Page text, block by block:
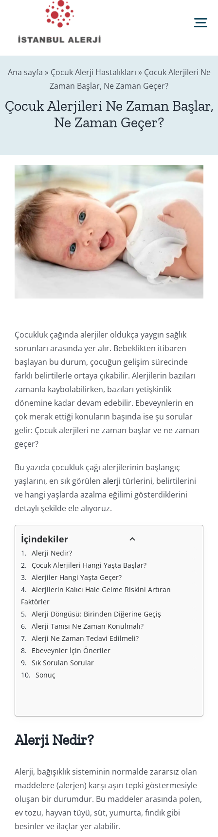
content
Anasayfa
Sağlık Rehberi
Blog
İletişim
Online İşlemler
Ana sayfa » Çocuk Alerji Hastalıkları » Çocuk Alerjileri Ne
Zaman Başlar, Ne Zaman Geçer?
Çocuk Alerjileri Ne Zaman Başlar,
Ne Zaman Geçer?
Çocukluk çağında alerjiler oldukça yaygın sağlık
sorunları arasında yer alır. Bebeklikten itibaren
başlayan bu durum, çocuğun gelişim sürecinde
farklı belirtilerle ortaya çıkabilir. Alerjilerin bazıları
zamanla kaybolabilirken, bazıları yetişkinlik
dönemine kadar devam edebilir. Ebeveynlerin en
çok merak ettiği konuların başında ise şu sorular
gelir: Çocuk alerjileri ne zaman başlar ve ne zaman
geçer?
Bu yazıda çocukluk çağı alerjilerinin başlangıç
yaşlarını, en sık görülen alerji türlerini, belirtilerini
ve hangi yaşlarda azalma eğilimi gösterdiklerini
detaylı şekilde ele alıyoruz.
İçindekiler
Alerji Nedir?
Çocuk Alerjileri Hangi Yaşta Başlar?
Alerjiler Hangi Yaşta Geçer?
Alerjilerin Kalıcı Hale Gelme Riskini Artıran
Faktörler
Alerji Döngüsü: Birinden Diğerine Geçiş
Alerji Tanısı Ne Zaman Konulmalı?
Alerji Ne Zaman Tedavi Edilmeli?
Ebeveynler İçin Öneriler
Sık Sorulan Sorular
Sonuç
Alerji Nedir?
Alerji, bağışıklık sisteminin normalde zararsız olan
maddelere (alerjen) karşı aşırı tepki göstermesiyle
oluşan bir durumdur. Bu maddeler arasında polen,
ev tozu, hayvan tüyü, süt, yumurta, fındık gibi
besinler ve ilaçlar yer alabilir.